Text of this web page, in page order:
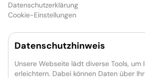
Datenschutzerklärung
Cookie-Einstellungen
Das Unternehmen
GOP Entertainment-Group
GOP showconcept
Datenschutzhinweis
Unsere Webseite lädt diverse Tools, um
erleichtern. Dabei können Daten über